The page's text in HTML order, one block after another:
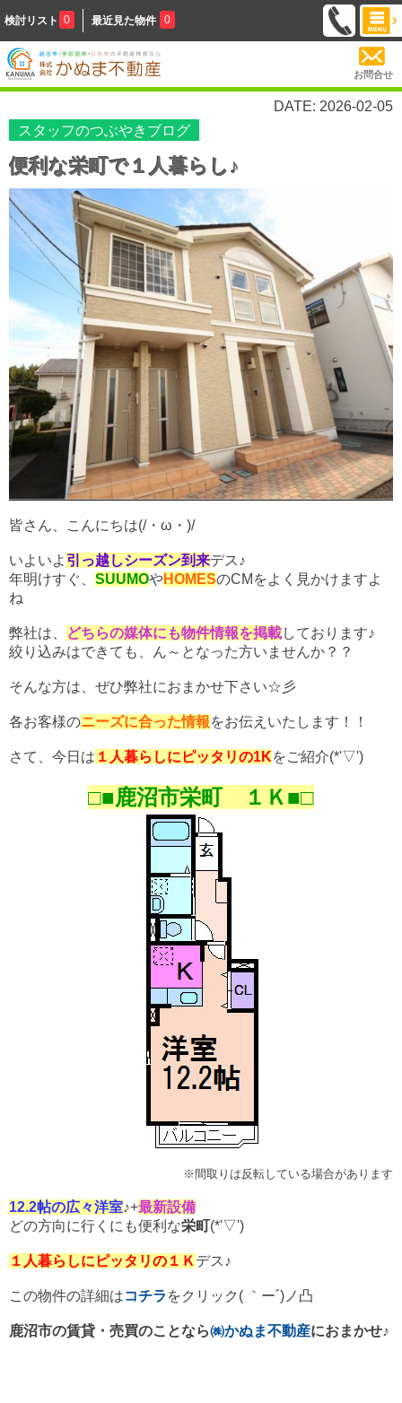
検討リスト 0 最近見た物件 0
お問合せ
DATE: 2026-02-05
スタッフのつぶやきブログ
便利な栄町で１人暮らし♪
皆さん、こんにちは(/・ω・)/
いよいよ 引っ越しシーズン到来デス♪
年明けすぐ、 SUUMOやHOMESのCMをよく見かけますよ
ね
弊社は、 どちらの媒体にも物件情報を掲載しております♪
絞り込みはできても、ん～となった方いませんか？？
そんな方は、ぜひ弊社におまかせ下さい☆彡
各お客様のニーズに合った情報をお伝えいたします！！
さて、今日は １人暮らしにピッタリの1Kをご紹介(*'▽')
□■鹿沼市栄町 １Ｋ■□
※間取りは反転している場合があります
12.2帖の広々洋室♪+最新設備
どの方向に行くにも便利な栄町(*'▽')
１人暮らしにピッタリの１Ｋ デス♪
この物件の詳細はコチラ をクリック( ｀ー´)ノ凸
鹿沼市の賃貸・売買のことなら㈱かぬま不動産におまかせ♪